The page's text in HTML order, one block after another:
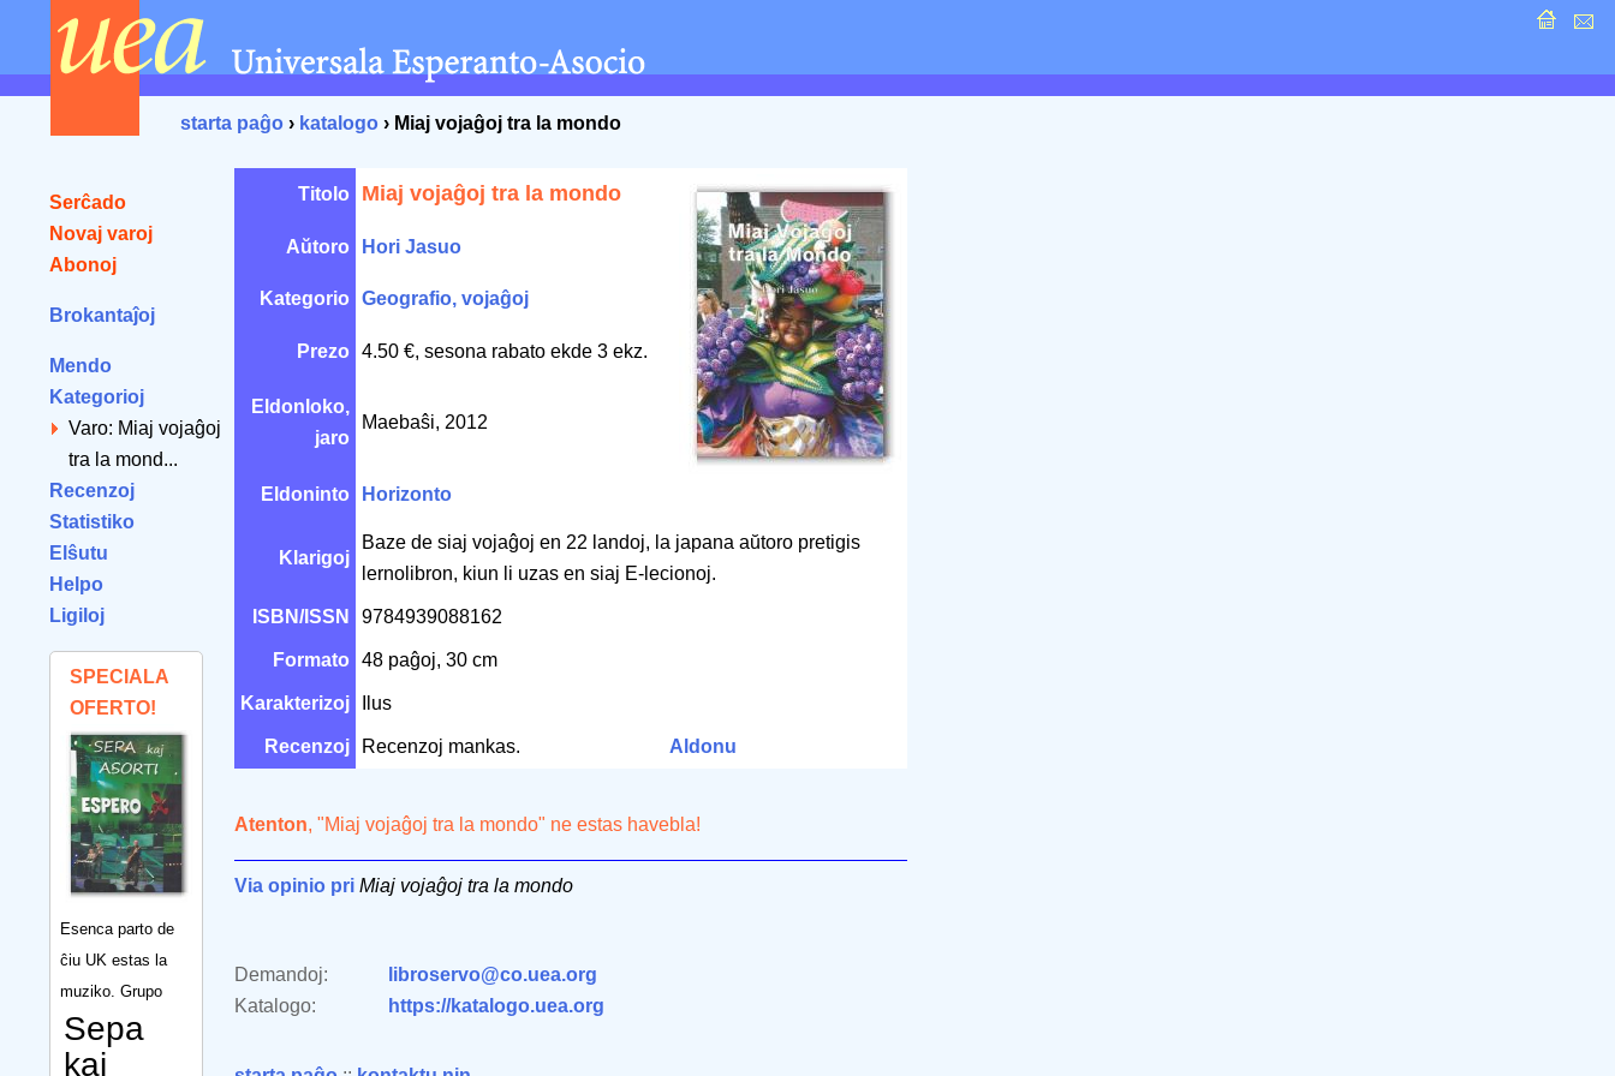
starta paĝo › katalogo › Miaj vojaĝoj tra la mondo
Serĉado
Novaj varoj
Abonoj
Brokantaĵoj
Mendo
Kategorioj
Varo: Miaj vojaĝoj
tra la mond...
Recenzoj
Statistiko
Elŝutu
Helpo
Ligiloj
SPECIALA
OFERTO!
Esenca parto de
ĉiu UK estas la
muziko. Grupo
Sepa
kaj
Titolo Miaj vojaĝoj tra la mondo
Aŭtoro Hori Jasuo
Kategorio Geografio, vojaĝoj
Prezo 4.50 €, sesona rabato ekde 3 ekz.
Eldonloko,
jaro
Maebaŝi, 2012
Eldoninto Horizonto
Klarigoj
Baze de siaj vojaĝoj en 22 landoj, la japana aŭtoro pretigis
lernolibron, kiun li uzas en siaj E-lecionoj.
ISBN/ISSN 9784939088162
Formato 48 paĝoj, 30 cm
Karakterizoj Ilus
Recenzoj Recenzoj mankas. Aldonu
Atenton, "Miaj vojaĝoj tra la mondo" ne estas havebla!
Via opinio pri Miaj vojaĝoj tra la mondo
Demandoj:
libroservo@co.uea.org
Katalogo:
https://katalogo.uea.org